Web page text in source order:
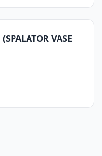
VASE